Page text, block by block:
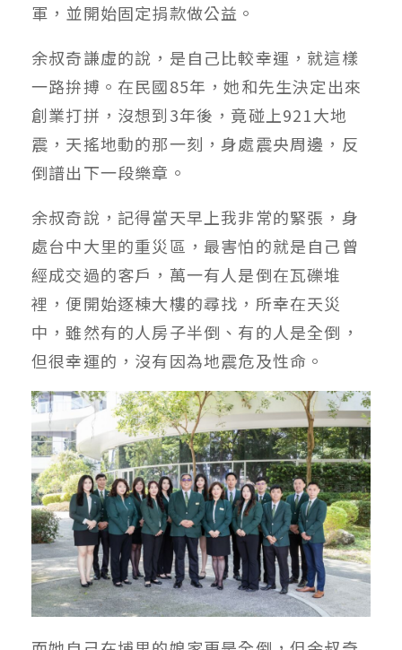
軍，並開始固定捐款做公益。
余叔奇謙虛的說，是自己比較幸運，就這樣
一路拚搏。在民國85年，她和先生決定出來
創業打拼，沒想到3年後，竟碰上921大地
震，天搖地動的那一刻，身處震央周邊，反
倒譜出下一段樂章。
余叔奇說，記得當天早上我非常的緊張，身
處台中大里的重災區，最害怕的就是自己曾
經成交過的客戶，萬一有人是倒在瓦礫堆
裡，便開始逐棟大樓的尋找，所幸在天災
中，雖然有的人房子半倒、有的人是全倒，
但很幸運的，沒有因為地震危及性命。